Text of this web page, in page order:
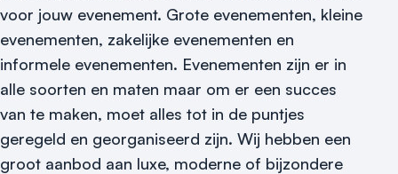
Vraag locatie aan
Locatiegids
Meld locatie aan
Nieuws
voor jouw evenement. Grote evenementen, kleine
evenementen, zakelijke evenementen en
informele evenementen. Evenementen zijn er in
alle soorten en maten maar om er een succes
van te maken, moet alles tot in de puntjes
geregeld en georganiseerd zijn. Wij hebben een
groot aanbod aan luxe, moderne of bijzondere